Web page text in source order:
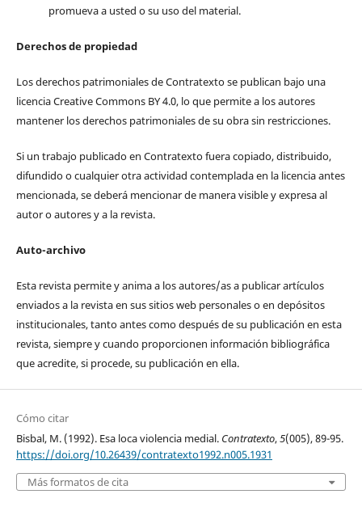
promueva a usted o su uso del material.
Derechos de propiedad
Los derechos patrimoniales de Contratexto se publican bajo una
licencia Creative Commons BY 4.0, lo que permite a los autores
mantener los derechos patrimoniales de su obra sin restricciones.
Si un trabajo publicado en Contratexto fuera copiado, distribuido,
difundido o cualquier otra actividad contemplada en la licencia antes
mencionada, se deberá mencionar de manera visible y expresa al
autor o autores y a la revista.
Auto-archivo
Esta revista permite y anima a los autores/as a publicar artículos
enviados a la revista en sus sitios web personales o en depósitos
institucionales, tanto antes como después de su publicación en esta
revista, siempre y cuando proporcionen información bibliográfica
que acredite, si procede, su publicación en ella.
Cómo citar
Bisbal, M. (1992). Esa loca violencia medial. Contratexto,5(005), 89-95.
https://doi.org/10.26439/contratexto1992.n005.1931
Más formatos de cita